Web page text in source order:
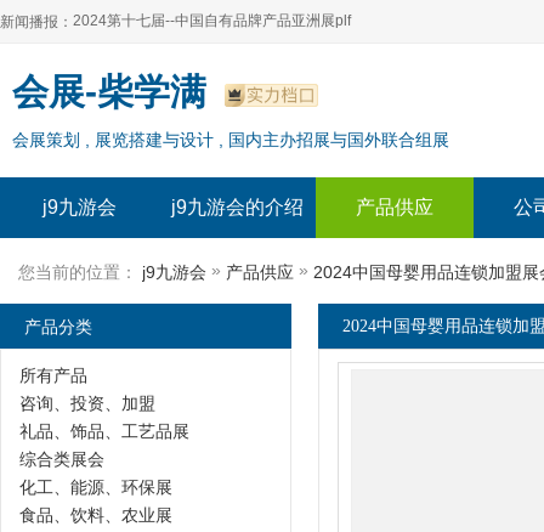
新闻播报：
2024上海自有品牌展--百货展|食品展 零售展|oem展
2024全球自有--品牌产品亚洲展（plf）
2024上海自有品牌展--2024上海oem 贴牌代加工展
2024第十七届--中国自有品牌产品亚洲展plf
2024全球自有--品牌产品亚洲展（plf）
2024年上海--第17届自有品牌展
会展-柴学满
会展策划 , 展览搭建与设计 , 国内主办招展与国外联合组展
j9九游会 j9九游会的介绍 产品供应 公
您当前的位置： j9九游会 » 产品供应 » 2024中国母婴用品连锁加盟展
2024中国母婴用品连锁加
产品分类
所有产品
咨询、投资、加盟
礼品、饰品、工艺品展
综合类展会
化工、能源、环保展
食品、饮料、农业展